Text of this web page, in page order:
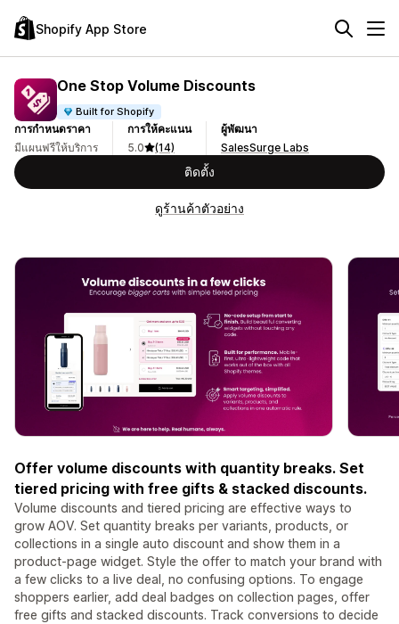
Shopify App Store
One Stop Volume Discounts
Built for Shopify
การกำหนดราคา
มีแผนฟรีให้บริการ
การให้คะแนน
5.0
(14)
ผู้พัฒนา
SalesSurge Labs
ติดตั้ง
ดูร้านค้าตัวอย่าง
Offer volume discounts with quantity breaks. Set
tiered pricing with free gifts & stacked discounts.
Volume discounts and tiered pricing are effective ways to
grow AOV. Set quantity breaks per variants, products, or
collections in a single auto discount and show them in a
product-page widget. Style the offer to match your brand with
a few clicks to a live deal, no confusing options. To engage
shoppers earlier, add deal badges on collection pages, offer
free gifts and stacked discounts. Track conversions to decide